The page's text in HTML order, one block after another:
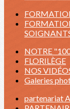
NOTRE
FLORILÈGE
NOS
Galeries
partenariat